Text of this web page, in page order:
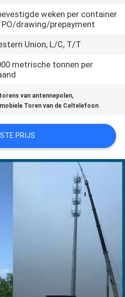
weken per container
PO/drawing/prepayment
Union, L/C, T/T
metrische tonnen per
van antennepolen,
mobiele Toren van de Celtelefoon
PRIJS